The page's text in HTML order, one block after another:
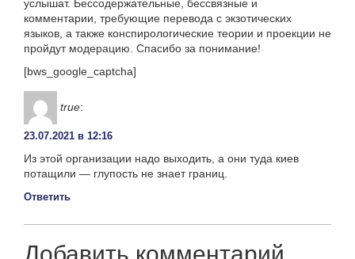
услышат. Бессодержательные, бессвязные и
комментарии, требующие перевода с экзотических
языков, а также конспирологические теории и проекции не
пройдут модерацию. Спасибо за понимание!
[bws_google_captcha]
true:
23.07.2021 в 12:16
Из этой организации надо выходить, а они туда киев
потащили — глупость не знает границ.
Ответить